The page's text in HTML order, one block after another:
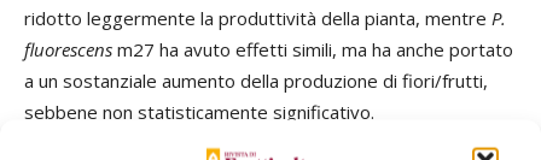
ridotto leggermente la produttività della pianta, mentre P.
fluorescens m27 ha avuto effetti simili, ma ha anche portato
a un sostanziale aumento della produzione di fiori/frutti,
sebbene non statisticamente significativo.